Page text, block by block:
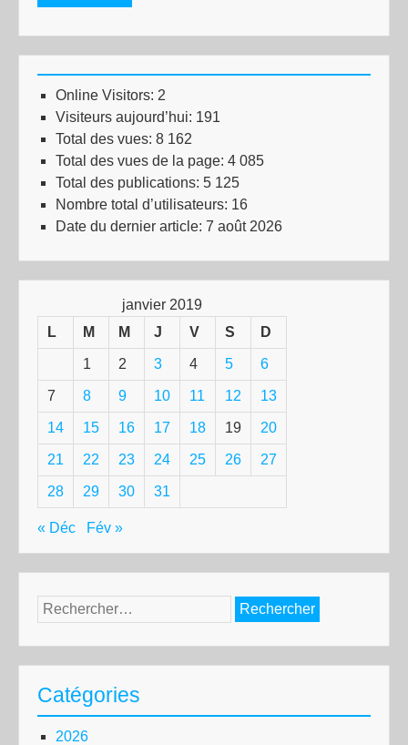
Online Visitors: 2
Visiteurs aujourd’hui: 191
Total des vues: 8 162
Total des vues de la page: 4 085
Total des publications: 5 125
Nombre total d’utilisateurs: 16
Date du dernier article: 7 août 2026
janvier 2019
L
M M J V S D
1 2 3 4 5 6
7 8 9 10 11 12 13
14 15 16 17 18 19 20
21 22 23 24 25 26 27
28 29 30 31
« Déc Fév »
Rechercher :
Catégories
2026